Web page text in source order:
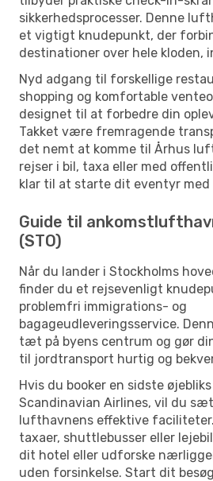
sikkerhedsprocesser. Denne
et vigtigt knudepunkt, der
destinationer over hele kloden,
Nyd adgang til forskellige
shopping og komfortable
designet til at forbedre din
Takket være fremragende
det nemt at komme til Århus
rejser i bil, taxa eller med
klar til at starte dit eventyr med
Guide til
(STO)
Når du lander i Stockholms
finder du et rejsevenligt
problemfri immigrations- og
bagageudleveringsservice.
tæt på byens centrum og gør
til jordtransport hurtig og
Hvis du booker en sidste
Scandinavian Airlines, vil du
lufthavnens effektive
taxaer, shuttlebusser eller
dit hotel eller udforske
uden forsinkelse. Start dit